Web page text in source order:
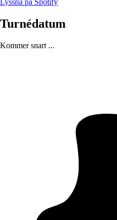
Lyssna på Spotify
Turnédatum
Kommer snart ...